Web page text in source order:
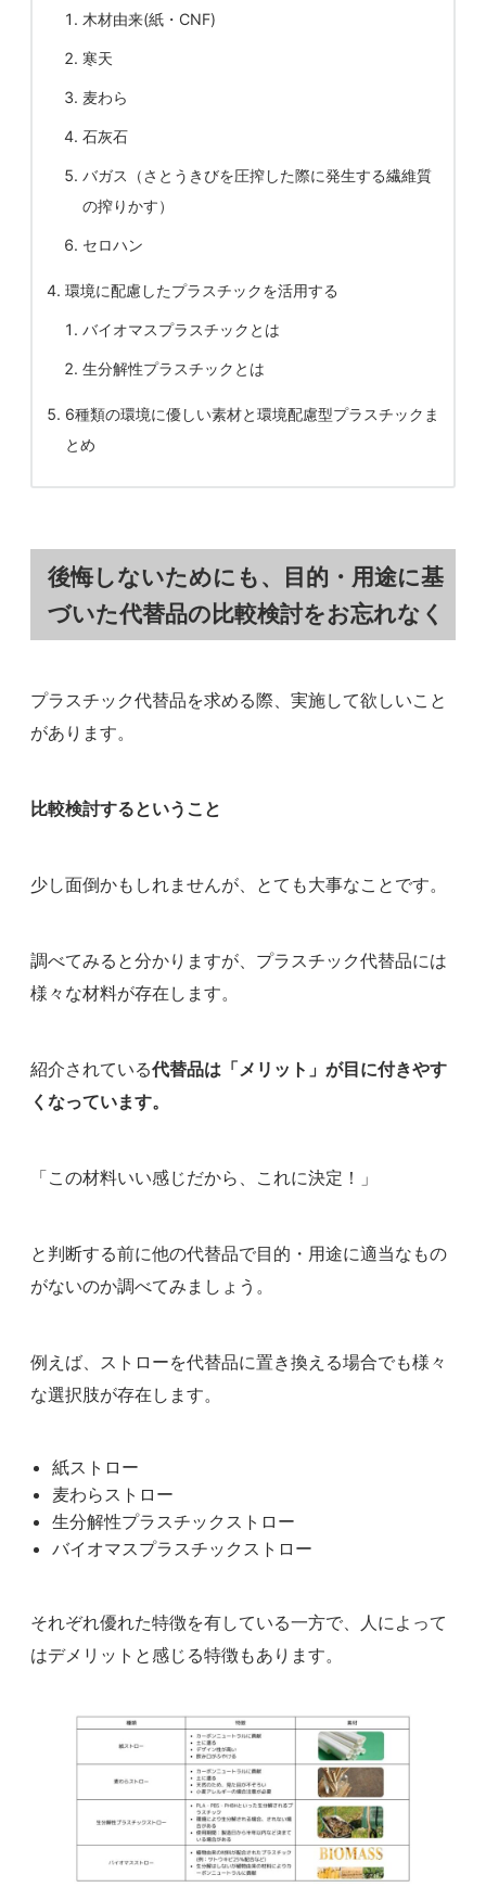
木材由来(紙・CNF)
寒天
麦わら
石灰石
バガス（さとうきびを圧搾した際に発生する繊維質
の搾りかす）
セロハン
環境に配慮したプラスチックを活用する
バイオマスプラスチックとは
生分解性プラスチックとは
6種類の環境に優しい素材と環境配慮型プラスチックま
とめ
後悔しないためにも、目的・用途に基
づいた代替品の比較検討をお忘れなく
プラスチック代替品を求める際、実施して欲しいこと
があります。
比較検討するということ
少し面倒かもしれませんが、とても大事なことです。
調べてみると分かりますが、プラスチック代替品には
様々な材料が存在します。
紹介されている代替品は「メリット」が目に付きやす
くなっています。
「この材料いい感じだから、これに決定！」
と判断する前に他の代替品で目的・用途に適当なもの
がないのか調べてみましょう。
例えば、ストローを代替品に置き換える場合でも様々
な選択肢が存在します。
紙ストロー
麦わらストロー
生分解性プラスチックストロー
バイオマスプラスチックストロー
それぞれ優れた特徴を有している一方で、人によって
はデメリットと感じる特徴もあります。